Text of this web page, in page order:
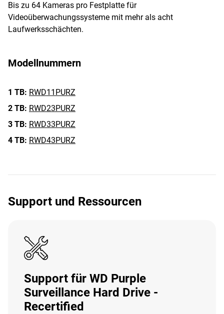
Bis zu 64 Kameras pro Festplatte für
Videoüberwachungssysteme mit mehr als acht
Laufwerksschächten.
Modellnummern
1 TB: RWD11PURZ
2 TB: RWD23PURZ
3 TB: RWD33PURZ
4 TB: RWD43PURZ
Support und Ressourcen
Support für WD Purple
Surveillance Hard Drive -
Recertified